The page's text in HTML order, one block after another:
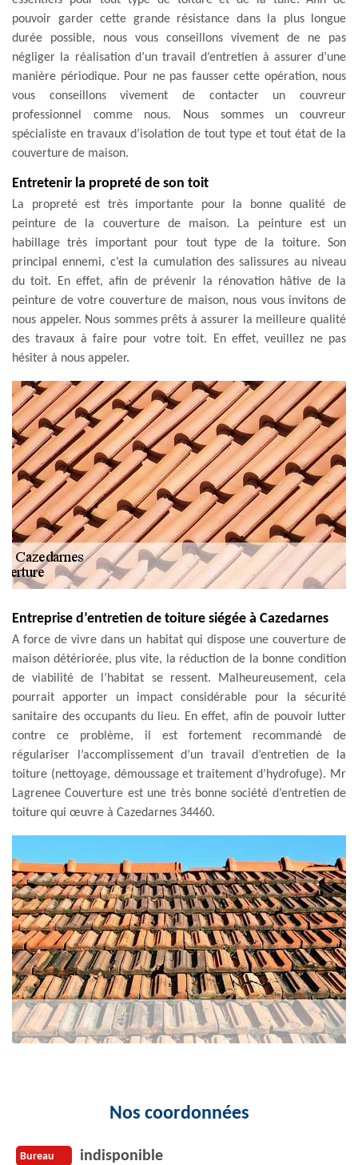
pouvoir garder cette grande résistance dans la plus longue
durée possible, nous vous conseillons vivement de ne pas
négliger la réalisation d’un travail d’entretien à assurer d’une
manière périodique. Pour ne pas fausser cette opération, nous
vous conseillons vivement de contacter un couvreur
professionnel comme nous. Nous sommes un couvreur
spécialiste en travaux d’isolation de tout type et tout état de la
couverture de maison.
Entretenir la propreté de son toit
La propreté est très importante pour la bonne qualité de
peinture de la couverture de maison. La peinture est un
habillage très important pour tout type de la toiture. Son
principal ennemi, c’est la cumulation des salissures au niveau
du toit. En effet, afin de prévenir la rénovation hâtive de la
peinture de votre couverture de maison, nous vous invitons de
nous appeler. Nous sommes prêts à assurer la meilleure qualité
des travaux à faire pour votre toit. En effet, veuillez ne pas
hésiter à nous appeler.
Entreprise d’entretien de toiture siégée à Cazedarnes
A force de vivre dans un habitat qui dispose une couverture de
maison détériorée, plus vite, la réduction de la bonne condition
de viabilité de l’habitat se ressent. Malheureusement, cela
pourrait apporter un impact considérable pour la sécurité
sanitaire des occupants du lieu. En effet, afin de pouvoir lutter
contre ce problème, il est fortement recommandé de
régulariser l’accomplissement d’un travail d’entretien de la
toiture (nettoyage, démoussage et traitement d’hydrofuge). Mr
Lagrenee Couverture est une très bonne société d’entretien de
toiture qui œuvre à Cazedarnes 34460.
Nos coordonnées
Bureau indisponible